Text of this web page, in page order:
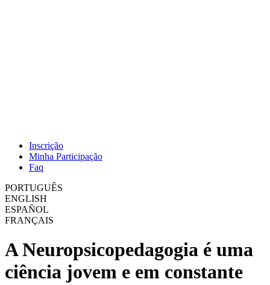
Inscrição
Minha Participação
Faq
PORTUGUÊS
ENGLISH
ESPAÑOL
FRANÇAIS
A Neuropsicopedagogia é uma
ciência jovem e em constante